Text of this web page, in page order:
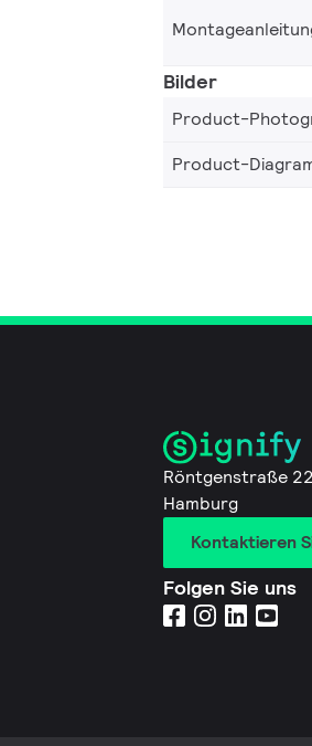
Bilder
Product-
Product-
Röntgenstraße
Hamburg
Kontaktieren
Folgen Sie uns